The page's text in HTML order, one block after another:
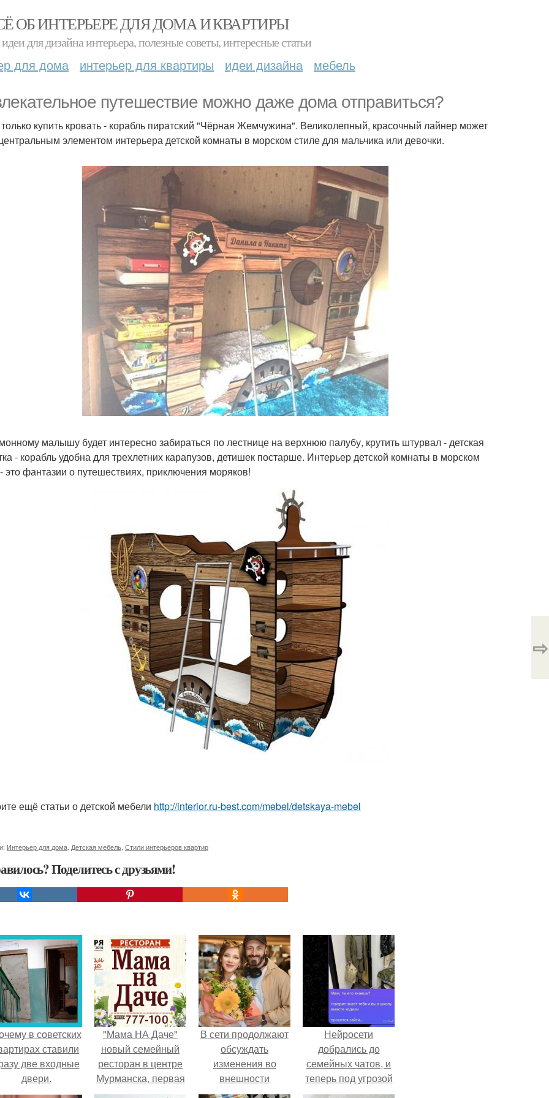
ОБ ИНТЕРЬЕРЕ ДЛЯ ДОМА И КВАРТИРЫ
для дизайна интерьера, полезные советы, интересные статьи
для дома интерьер для квартиры идеи дизайна мебель
путешествие можно даже дома отправиться?
купить кровать - корабль пиратский "Чёрная Жемчужина". Великолепный, красочный лайнер может
элементом интерьера детской комнаты в морском стиле для мальчика или девочки.
малышу будет интересно забираться по лестнице на верхнюю палубу, крутить штурвал - детская
- корабль удобна для трехлетних карапузов, детишек постарше. Интерьер детской комнаты в морском
это фантазии о путешествиях, приключения моряков!
ещё статьи о детской мебели http://interior.ru-best.com/mebel/detskaya-mebel
Интерьер для дома Детская мебель Стили интерьеров квартир
Поделитесь с друзьями!
⇨
в советских
ставили
две входные
двери.
"Мама НА Даче"
новый семейный
ресторан в центре
Мурманска, первая
уникальная
В сети продолжают
обсуждать
изменения во
внешности
актрисы.
Нейросети
добрались до
семейных чатов, и
теперь под угрозой
мамины нервы.